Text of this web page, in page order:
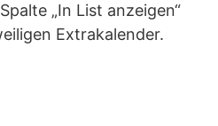
„In List anzeigen“
Extrakalender.